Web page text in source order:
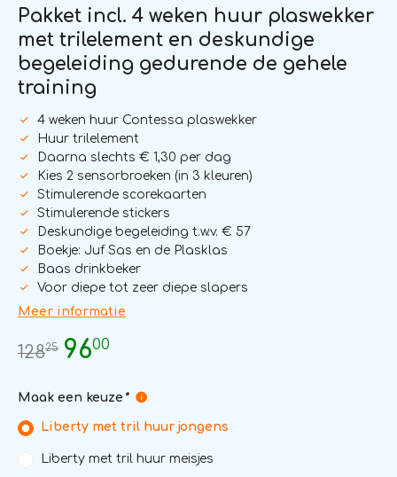
Pakket incl. 4 weken huur plaswekker
met trilelement en deskundige
begeleiding gedurende de gehele
training
4 weken huur Contessa plaswekker
Huur trilelement
Daarna slechts € 1,30 per dag
Kies 2 sensorbroeken (in 3 kleuren)
Stimulerende scorekaarten
Stimulerende stickers
Deskundige begeleiding t.w.v. € 57
Boekje: Juf Sas en de Plasklas
Baas drinkbeker
Voor diepe tot zeer diepe slapers
Meer informatie
12825 9600
Maak een keuze *
Liberty met tril huur jongens
Liberty met tril huur meisjes